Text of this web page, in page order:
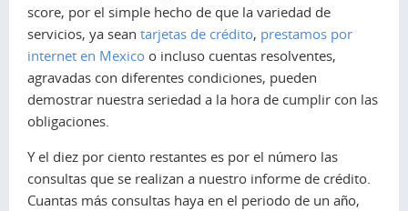
score, por el simple hecho de que la variedad de
servicios, ya sean tarjetas de crédito, prestamos por
internet en Mexico o incluso cuentas resolventes,
agravadas con diferentes condiciones, pueden
demostrar nuestra seriedad a la hora de cumplir con las
obligaciones.
Y el diez por ciento restantes es por el número las
consultas que se realizan a nuestro informe de crédito.
Cuantas más consultas haya en el periodo de un año,